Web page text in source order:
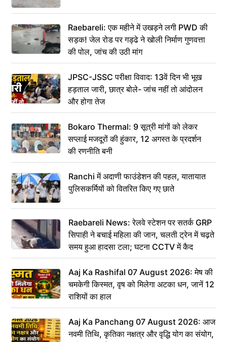
Raebareli: एक महीने में उखड़ने लगी PWD की
सड़क! जेल रोड पर गड्ढे ने खोली निर्माण गुणवत्ता
की पोल, जांच की उठी मांग
JPSC-JSSC परीक्षा विवाद: 13वें दिन भी भूख
हड़ताल जारी, छात्र बोले- जांच नहीं तो आंदोलन
और होगा तेज
Bokaro Thermal: 9 सूत्री मांगों को लेकर
सप्लाई मजदूरों की हुंकार, 12 अगस्त के प्रदर्शन
की रणनीति बनी
Ranchi में अदाणी फाउंडेशन की पहल, यातायात
पुलिसकर्मियों को वितरित किए गए छाते
Raebareli News: रेलवे स्टेशन पर सतर्क GRP
सिपाही ने बचाई महिला की जान, चलती ट्रेन में चढ़ते
समय हुआ हादसा टला; घटना CCTV में कैद
Aaj Ka Rashifal 07 August 2026: मेष की
चमकेगी किस्मत, वृष को मिलेगा अटका धन, जानें 12
राशियों का हाल
Aaj Ka Panchang 07 August 2026: आज
नवमी तिथि, कृतिका नक्षत्र और वृद्धि योग का संयोग,